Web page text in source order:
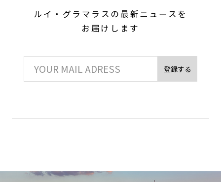
ルイ・グラマラスの最新ニュースを
お届けします
登録する